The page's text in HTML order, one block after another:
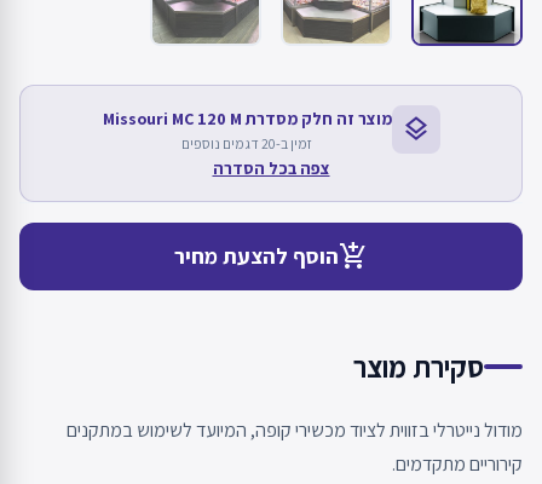
layers מוצר זה חלק מסדרת Missouri MC 120 M
זמין ב-20 דגמים נוספים
צפה בכל הסדרה
add_shopping_cartהוסף להצעת מחיר
סקירת מוצר
מודול נייטרלי בזווית לציוד מכשירי קופה, המיועד לשימוש במתקנים
קירוריים מתקדמים.